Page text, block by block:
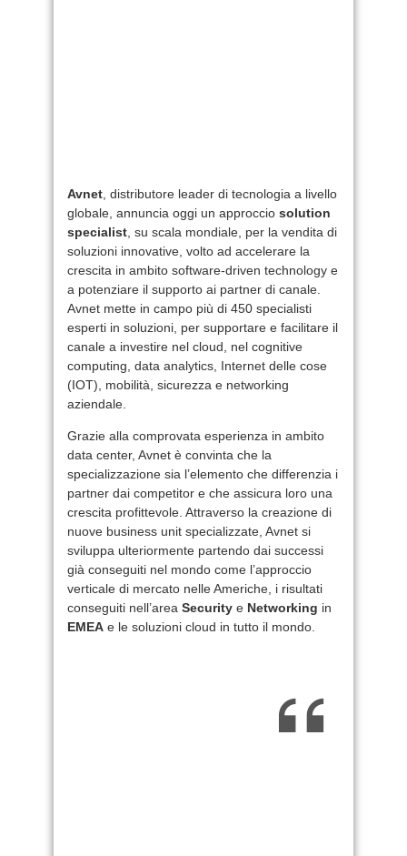
Avnet, distributore leader di tecnologia a livello
globale, annuncia oggi un approccio solution
specialist, su scala mondiale, per la vendita di
soluzioni innovative, volto ad accelerare la
crescita in ambito software-driven technology e
a potenziare il supporto ai partner di canale.
Avnet mette in campo più di 450 specialisti
esperti in soluzioni, per supportare e facilitare il
canale a investire nel cloud, nel cognitive
computing, data analytics, Internet delle cose
(IOT), mobilità, sicurezza e networking
aziendale.
Grazie alla comprovata esperienza in ambito
data center, Avnet è convinta che la
specializzazione sia l’elemento che differenzia i
partner dai competitor e che assicura loro una
crescita profittevole. Attraverso la creazione di
nuove business unit specializzate, Avnet si
sviluppa ulteriormente partendo dai successi
già conseguiti nel mondo come l’approccio
verticale di mercato nelle Americhe, i risultati
conseguiti nell’area Security e Networking in
EMEA e le soluzioni cloud in tutto il mondo.